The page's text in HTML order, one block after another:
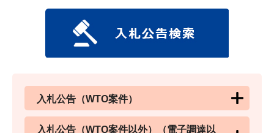
入札公告（WTO案件）
入札公告（WTO案件以外）（電子調達以